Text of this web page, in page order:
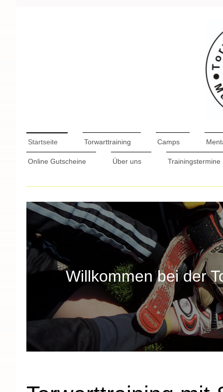
Startseite Torwarttraining Camps
Online Gutscheine Über uns Trainingstermine
Willkommen bei der